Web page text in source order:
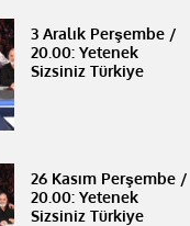
3 Aralık Perşembe /
20.00: Yetenek
Sizsiniz Türkiye
26 Kasım Perşembe /
20.00: Yetenek
Sizsiniz Türkiye